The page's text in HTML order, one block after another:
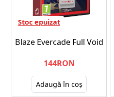
Stoc epuizat
Blaze Evercade Full Void
144RON
Adaugă în coş